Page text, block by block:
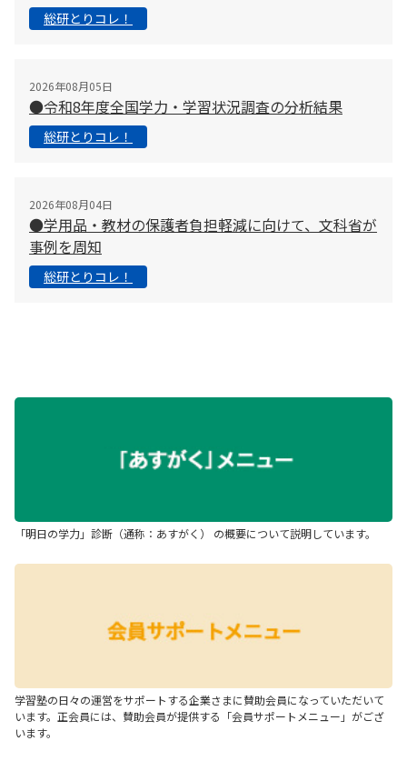
総研とりコレ！
2026年08月05日
●令和8年度全国学力・学習状況調査の分析結果
総研とりコレ！
2026年08月04日
●学用品・教材の保護者負担軽減に向けて、文科省が
事例を周知
総研とりコレ！
「明日の学力」診断（通称：あすがく） の概要について説明しています。
学習塾の日々の運営をサポートする企業さまに賛助会員になっていただいて
います。正会員には、賛助会員が提供する「会員サポートメニュー」がござ
います。